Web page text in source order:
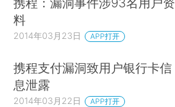
料
2014年03月23日 APP打开
携程支付漏洞致用户银行卡信
息泄露
2014年03月22日 APP打开